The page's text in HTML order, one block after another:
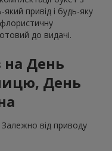
привід і будь-яку
до видачі.
на День
День
від приводу